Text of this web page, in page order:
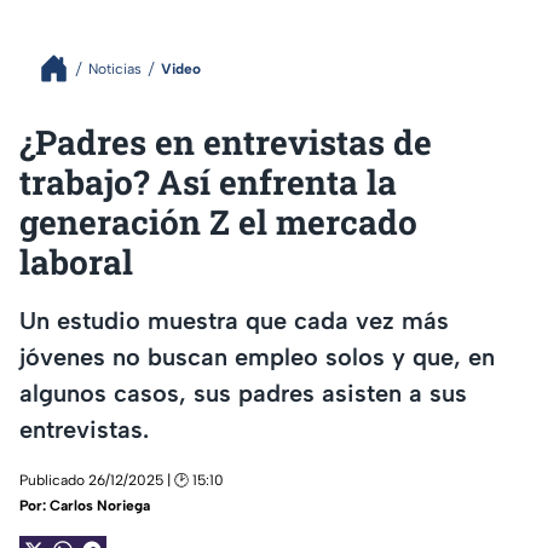
Noticias Video
¿Padres en entrevistas de
trabajo? Así enfrenta la
generación Z el mercado
laboral
Un estudio muestra que cada vez más
jóvenes no buscan empleo solos y que, en
algunos casos, sus padres asisten a sus
entrevistas.
Publicado 26/12/2025 | 🕑 15:10
Por: Carlos Noriega